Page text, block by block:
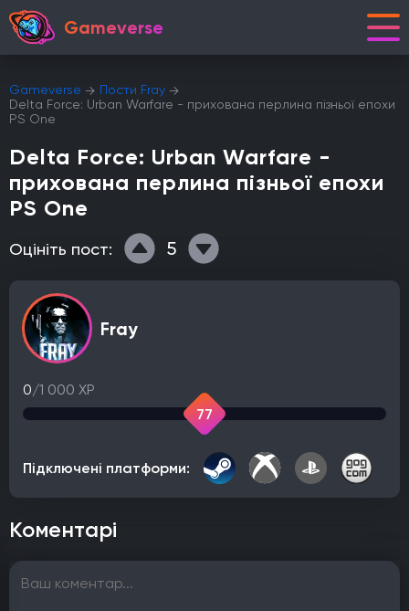
Gameverse
Gameverse
Пости Fray
Delta Force: Urban Warfare - прихована перлина пізньої епохи
PS One
Delta Force: Urban Warfare -
прихована перлина пізньої епохи
PS One
Оцініть пост: 5
Fray
0/1 000 XP
77
Підключені платформи:
Коментарі